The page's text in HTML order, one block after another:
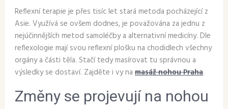
Reflexní terapie je přes tisíc let stará metoda pocházející z
Asie. Využívá se ovšem dodnes, je považována za jednu z
nejúčinnějších metod samoléčby a alternativní medicíny. Dle
reflexologie mají svou reflexní plošku na chodidlech všechny
orgány a části těla. Stačí tedy masírovat tu správnou a
výsledky se dostaví. Zajděte i vy na masáž nohou Praha.
Změny se projevují na nohou